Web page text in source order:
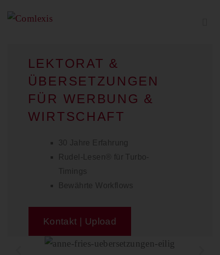
LEKTORAT &
ÜBERSETZUNGEN
FÜR WERBUNG &
WIRTSCHAFT
30 Jahre Erfahrung
Rudel-Lesen® für Turbo-
Timings
Bewährte Workflows
Kontakt | Upload